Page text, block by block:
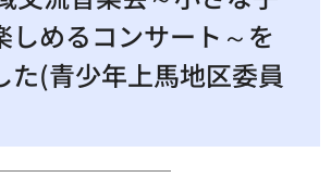
しめるコンサート～を
た(青少年上馬地区委員